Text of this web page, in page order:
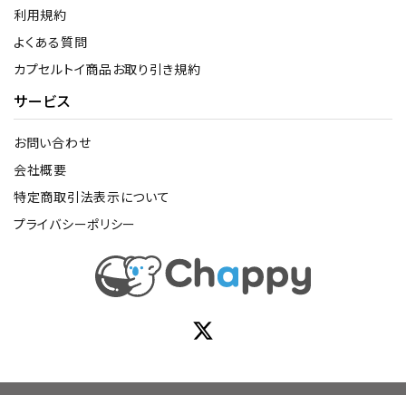
利用規約
よくある質問
カプセルトイ商品お取り引き規約
サービス
お問い合わせ
会社概要
特定商取引法表示について
プライバシーポリシー